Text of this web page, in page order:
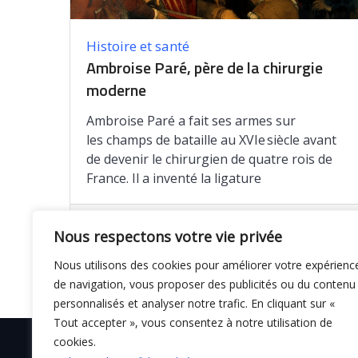
Nous respectons votre vie privée
Nous utilisons des cookies pour améliorer votre
de navigation, vous proposer des publicités ou du contenu
personnalisés et analyser notre trafic. En cliquant sur «
Tout accepter », vous consentez à notre utilisation de
cookies.
Histoire et santé
Ambroise Paré, père de la chirurgie
moderne
Ambroise Paré a fait ses armes sur
les champs de bataille au XVIe siècle avant
de devenir le chirurgien de quatre rois de
France. Il a inventé la ligature
Enregistrer